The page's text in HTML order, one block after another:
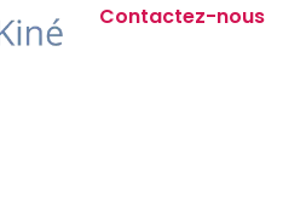
Contactez-nous